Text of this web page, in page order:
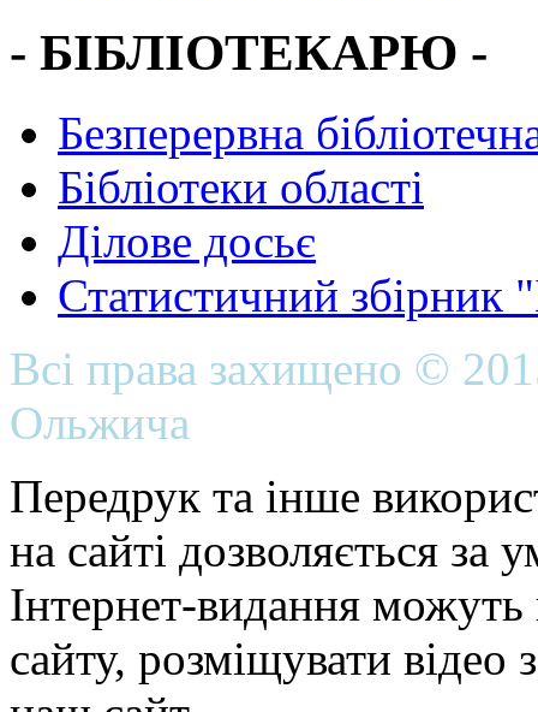
- БІБЛІОТЕКАРЮ -
Безперервна
Бібліотеки області
Ділове досьє
Статистичний
Всі права захищено ©
Ольжича
Передрук та інше
на сайті дозволяється
Інтернет-видання можуть
сайту, розміщувати відео